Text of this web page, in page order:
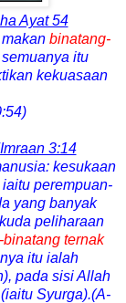
Ayat 54
binatang-
itu
kekuasaan
3:14
kesukaan
perempuan-
yang banyak
peliharaan
ternak
itu ialah
pada sisi Allah
Syurga).(A-